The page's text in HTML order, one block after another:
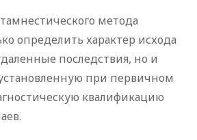
метода
определить характер исхода
последствия, но и
при первичном
квалификацию